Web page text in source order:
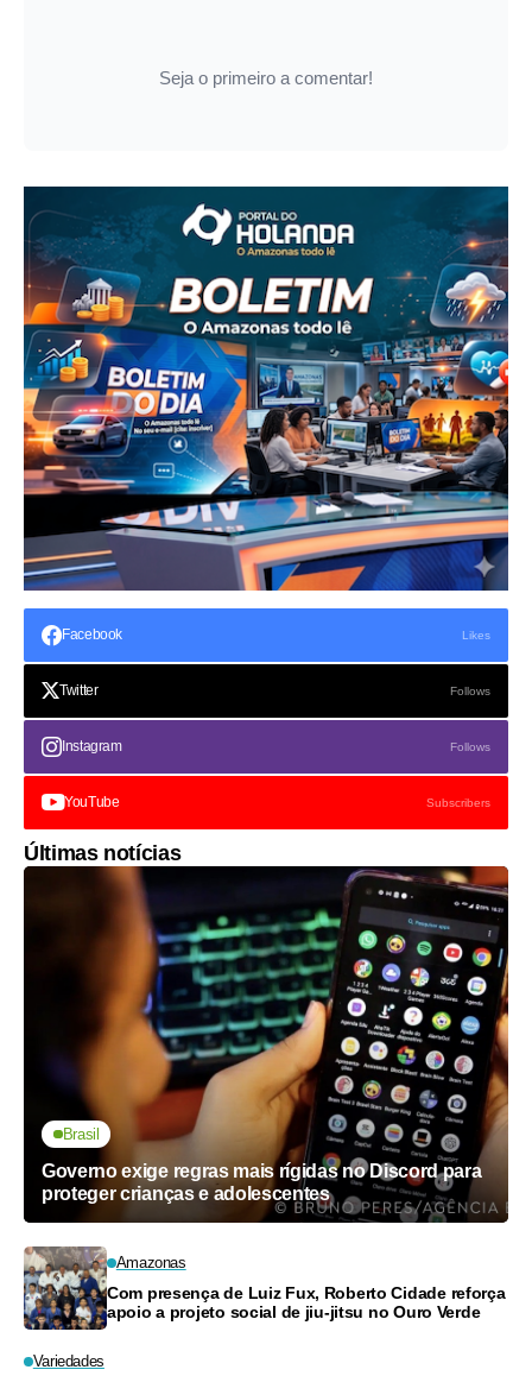
Seja o primeiro a comentar!
Facebook Likes
Twitter Follows
Instagram Follows
YouTube Subscribers
Últimas notícias
Brasil
Governo exige regras mais rígidas no Discord para
proteger crianças e adolescentes
Amazonas
Com presença de Luiz Fux, Roberto Cidade reforça
apoio a projeto social de jiu-jitsu no Ouro Verde
Variedades